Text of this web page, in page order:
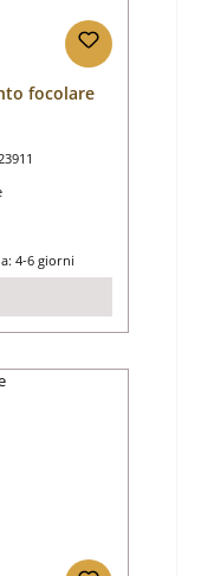
focolare
4-6 giorni